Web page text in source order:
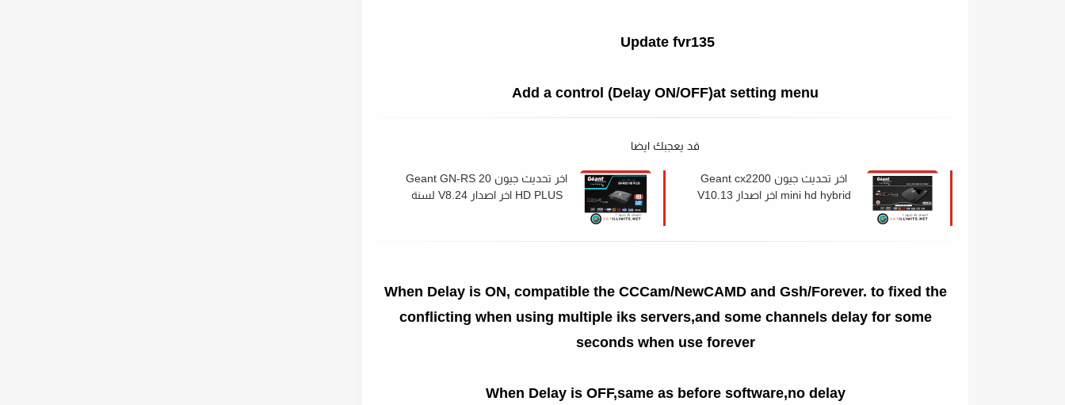
Update fvr135
Add a control (Delay ON/OFF)at setting menu
قد يعجبك ايضا
اخر تحديث جيون Geant cx2200
mini hd hybrid اخر اصدار V10.13
اخر تحديث جيون Geant GN-RS 20
HD PLUS اخر اصدار V8.24 لسنة
When Delay is ON, compatible the CCCam/NewCAMD and Gsh/Forever. to fixed the
conflicting when using multiple iks servers,and some channels delay for some
seconds when use forever
When Delay is OFF,same as before software,no delay